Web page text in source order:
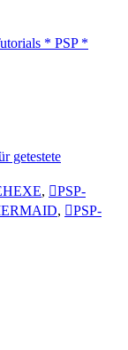
* PSP *
getestete
,
PSP-
,
PSP-